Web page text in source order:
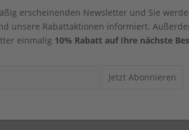
erscheinenden Newsletter und Sie
unsere Rabattaktionen informiert.
einmalig 10% Rabatt auf Ihre nächste
Jetzt Abonnieren